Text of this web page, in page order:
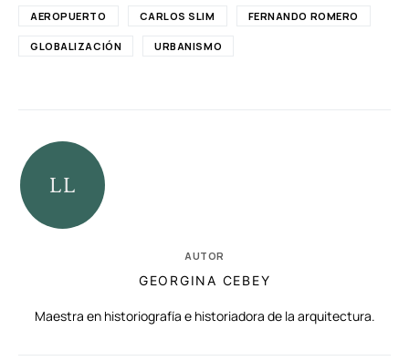
AEROPUERTO CARLOS SLIM FERNANDO ROMERO
GLOBALIZACIÓN URBANISMO
AUTOR
GEORGINA CEBEY
Maestra en historiografía e historiadora de la arquitectura.